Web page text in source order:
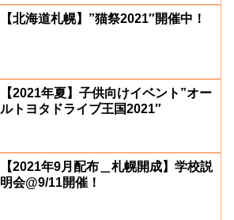
【北海道札幌】”猫祭2021″開催中！
【2021年夏】子供向けイベント”オー
ルトヨタドライブ王国2021″
【2021年9月配布＿札幌開成】学校説
明会@9/11開催！